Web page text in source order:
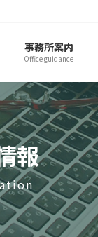
事務所案内
Office guidance
報